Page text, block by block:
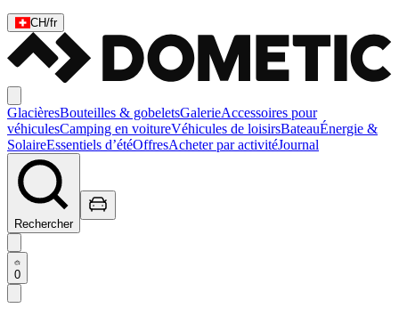
CH/fr
GlacièresBouteilles & gobeletsGalerieAccessoires pour
véhiculesCamping en voitureVéhicules de loisirsBateauÉnergie &
SolaireEssentiels d’étéOffresAcheter par activitéJournal
Rechercher
0